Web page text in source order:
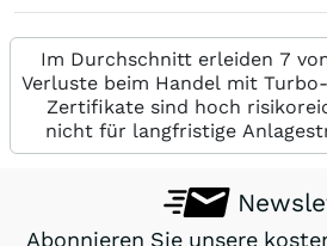
Im Durchschnitt erleiden 7
Verluste beim Handel mit
Zertifikate sind hoch
nicht für langfristige
Abonnieren Sie unsere